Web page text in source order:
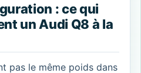
: ce qui
un Audi Q8 à la
pas le même poids dans